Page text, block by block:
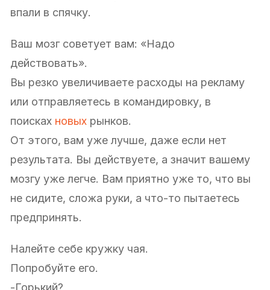
впали в спячку.
Ваш мозг советует вам: «Надо
действовать».
Вы резко увеличиваете расходы на рекламу
или отправляетесь в командировку, в
поисках новых рынков.
От этого, вам уже лучше, даже если нет
результата. Вы действуете, а значит вашему
мозгу уже легче. Вам приятно уже то, что вы
не сидите, сложа руки, а что-то пытаетесь
предпринять.
Налейте себе кружку чая.
Попробуйте его.
-Горький?